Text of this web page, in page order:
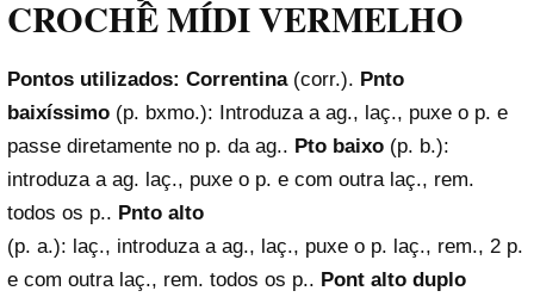
CROCHÊ MÍDI VERMELHO
Pontos utilizados: Correntina (corr.). Pnto
baixíssimo (p. bxmo.): Introduza a ag., laç., puxe o p. e
passe diretamente no p. da ag.. Pto baixo (p. b.):
introduza a ag. laç., puxe o p. e com outra laç., rem.
todos os p.. Pnto alto
(p. a.): laç., introduza a ag., laç., puxe o p. laç., rem., 2 p.
e com outra laç., rem. todos os p.. Pont alto duplo